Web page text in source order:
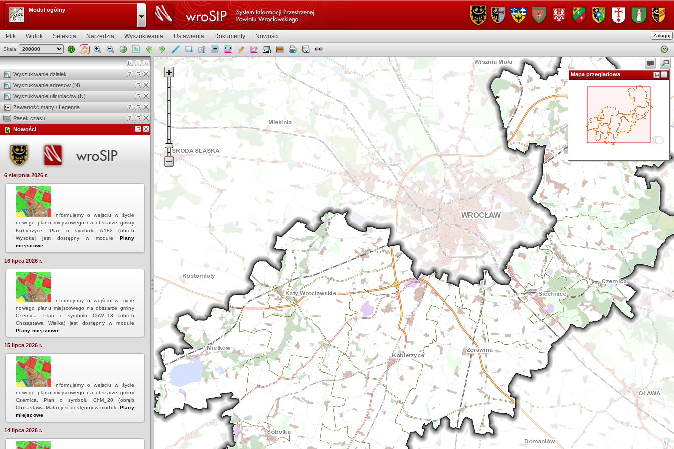
Plik Widok Selekcja Narzędzia Wyszukiwania Ustawienia Dokumenty Nowości
Skala:
Wyszukiwanie działek
Wyszukiwanie adresów (N)
Wyszukiwanie ulic/placów (N)
Zawartość mapy / Legenda
Pasek czasu
Nowości
Widok mapy
Moduł ogólny
Zaloguj
Mapa przeglądowa